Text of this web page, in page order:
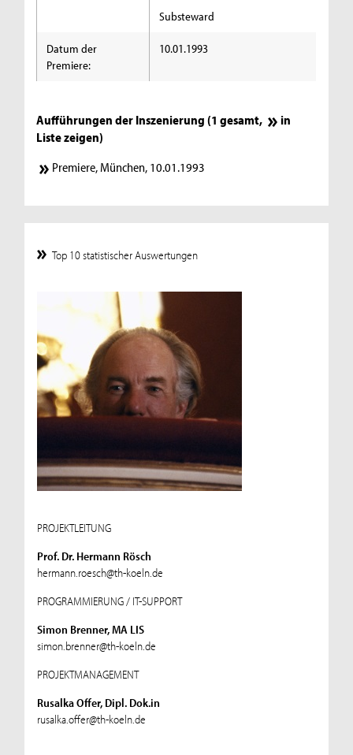
Substeward
Datum der
Premiere:
10.01.1993
Aufführungen der Inszenierung (1 gesamt,
in
Liste zeigen)
Premiere, München, 10.01.1993
Top 10 statistischer Auswertungen
PROJEKTLEITUNG
Prof. Dr. Hermann Rösch
hermann.roesch@th-koeln.de
PROGRAMMIERUNG / IT-SUPPORT
Simon Brenner, MA LIS
simon.brenner@th-koeln.de
PROJEKTMANAGEMENT
Rusalka Offer, Dipl. Dok.in
rusalka.offer@th-koeln.de